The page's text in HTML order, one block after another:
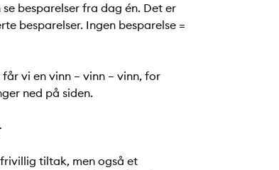
besparelser fra dag én. Det er
besparelser. Ingen besparelse =
vi en vinn – vinn – vinn, for
ned på siden.
tiltak, men også et